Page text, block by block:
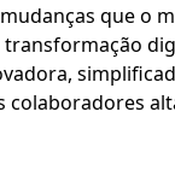
que o
acessível e